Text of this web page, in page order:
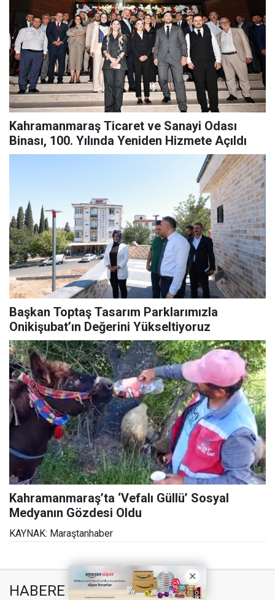
Kahramanmaraş Ticaret ve Sanayi Odası
Binası, 100. Yılında Yeniden Hizmete Açıldı
Başkan Toptaş Tasarım Parklarımızla
Onikişubat’ın Değerini Yükseltiyoruz
Kahramanmaraş’ta ‘Vefalı Güllü’ Sosyal
Medyanın Gözdesi Oldu
KAYNAK: Maraştanhaber
HABERE YORUM KAT